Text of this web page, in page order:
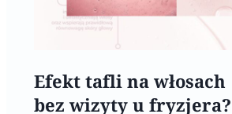
Efekt tafli na włosach
bez wizyty u fryzjera?